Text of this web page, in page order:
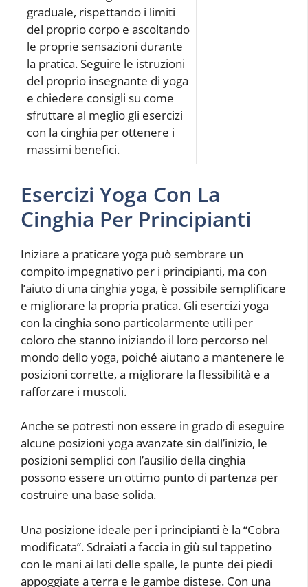
graduale, rispettando i limiti
del proprio corpo e ascoltando
le proprie sensazioni durante
la pratica. Seguire le istruzioni
del proprio insegnante di yoga
e chiedere consigli su come
sfruttare al meglio gli esercizi
con la cinghia per ottenere i
massimi benefici.
Esercizi Yoga Con La
Cinghia Per Principianti
Iniziare a praticare yoga può sembrare un
compito impegnativo per i principianti, ma con
l’aiuto di una cinghia yoga, è possibile semplificare
e migliorare la propria pratica. Gli esercizi yoga
con la cinghia sono particolarmente utili per
coloro che stanno iniziando il loro percorso nel
mondo dello yoga, poiché aiutano a mantenere le
posizioni corrette, a migliorare la flessibilità e a
rafforzare i muscoli.
Anche se potresti non essere in grado di eseguire
alcune posizioni yoga avanzate sin dall’inizio, le
posizioni semplici con l’ausilio della cinghia
possono essere un ottimo punto di partenza per
costruire una base solida.
Una posizione ideale per i principianti è la “Cobra
modificata”. Sdraiati a faccia in giù sul tappetino
con le mani ai lati delle spalle, le punte dei piedi
appoggiate a terra e le gambe distese. Con una